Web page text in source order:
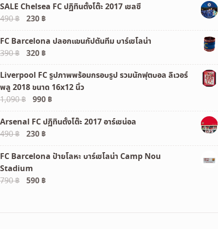
SALE Chelsea FC ปฏิทินตั้งโต๊ะ 2017 เชลซี
490฿
Original
price
was:
490 ฿.
230 ฿Current
price
is:
230 ฿.
FC Barcelona ปลอกแขนกัปตันทีม บาร์เซโลน่า
390฿
Original
price
was:
390 ฿.
320 ฿Current
price
is:
320 ฿.
Liverpool FC รูปภาพพร้อมกรอบรูป รวมนักฟุตบอล ลิเวอร์
พลู 2018 ขนาด 16x12 นิ้ว
1,090฿
Original
price
was:
1,090 ฿.
990 ฿Current
price
is:
Arsenal FC ปฏิทินตั้งโต๊ะ 2017 อาร์เซน่อล
490฿
Original
price
was:
490 ฿.
230 ฿Current
price
is:
FC Barcelona ป้ายโลหะ บาร์เซโลน่า Camp Nou
Stadium
790฿
Original
590 ฿Current